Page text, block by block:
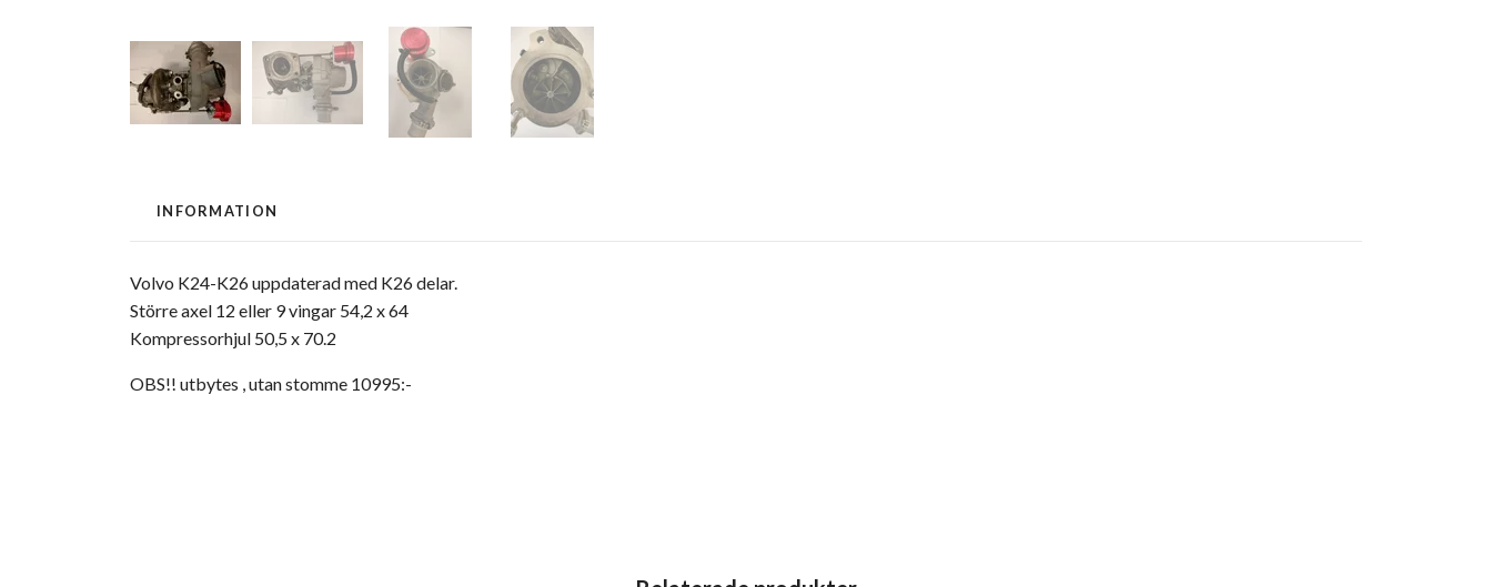
INFORMATION
Volvo K24-K26 uppdaterad med K26 delar.
Större axel 12 eller 9 vingar 54,2 x 64
Kompressorhjul 50,5 x 70.2
OBS!! utbytes , utan stomme 10995:-